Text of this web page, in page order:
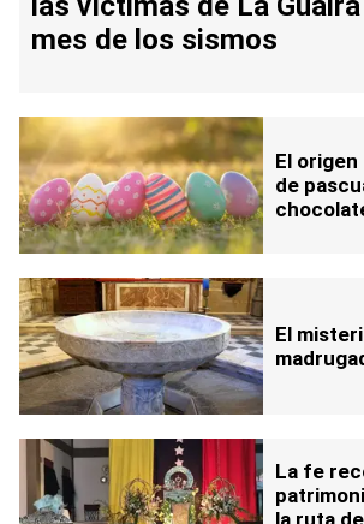
mes de los sismos
El
de
El
La fe